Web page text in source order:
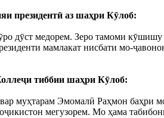
президентӣ аз шаҳри Кӯлоб:
дӯст медорем. Зеро тамоми кӯшишу
мамлакат нисбати мо-
тиббии шаҳри Кӯлоб:
муҳтарам Эмомалӣ Раҳмон баҳри
мегузорем. Мо ҳама